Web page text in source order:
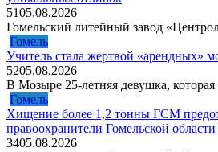
5105.08.2026
Гомельский литейный завод
Гомель
Учитель стала жертвой «арендных»
5205.08.2026
В Мозыре 25-летняя девушка,
Гомель
Хищение более 1,2 тонны ГСМ
правоохранители Гомельской
3405.08.2026